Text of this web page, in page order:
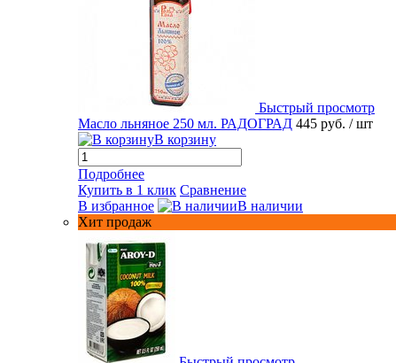
Быстрый просмотр
Масло льняное 250 мл. РАДОГРАД 445 руб. / шт
В корзину
Подробнее
Купить в 1 клик Сравнение
В избранное
В наличии
Хит продаж